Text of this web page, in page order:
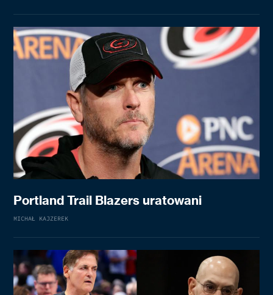
Portland Trail Blazers uratowani
MICHAŁ KAJZEREK